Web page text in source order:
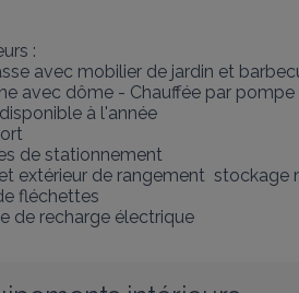
:
avec mobilier de jardin et
avec dôme - Chauffée par
à l'année
de stationnement
extérieur de rangement  stockage
fléchettes
de recharge électrique